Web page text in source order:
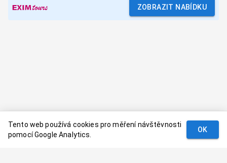
ZOBRAZIT NABÍDKU
Tento web používá cookies pro měření návštěvnosti
pomocí Google Analytics.
OK